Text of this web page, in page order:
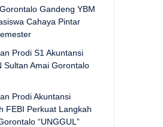
Gandeng YBM
Cahaya Pintar
Prodi S1 Akuntansi
Sultan Amai Gorontalo
Prodi Akuntansi
FEBI Perkuat Langkah
“UNGGUL”